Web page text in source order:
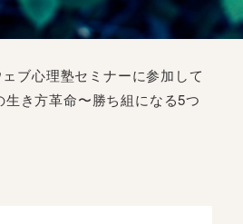
ェブ心理塾セミナーに参加して
き方革命〜勝ち組になる5つ